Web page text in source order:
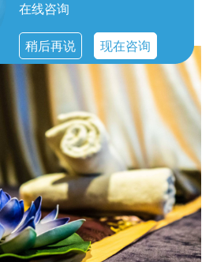
在线咨询
稍后再说 现在咨询
对顾客体验的重视。